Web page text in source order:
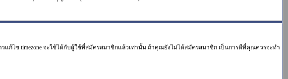
ก้ไข timezone จะใช้ได้กับผู้ใช้ที่สมัครสมาชิกแล้วเท่านั้น ถ้าคุณยังไม่ได้สมัครสมาชิก เป็นการดีที่คุณควรจะทำ